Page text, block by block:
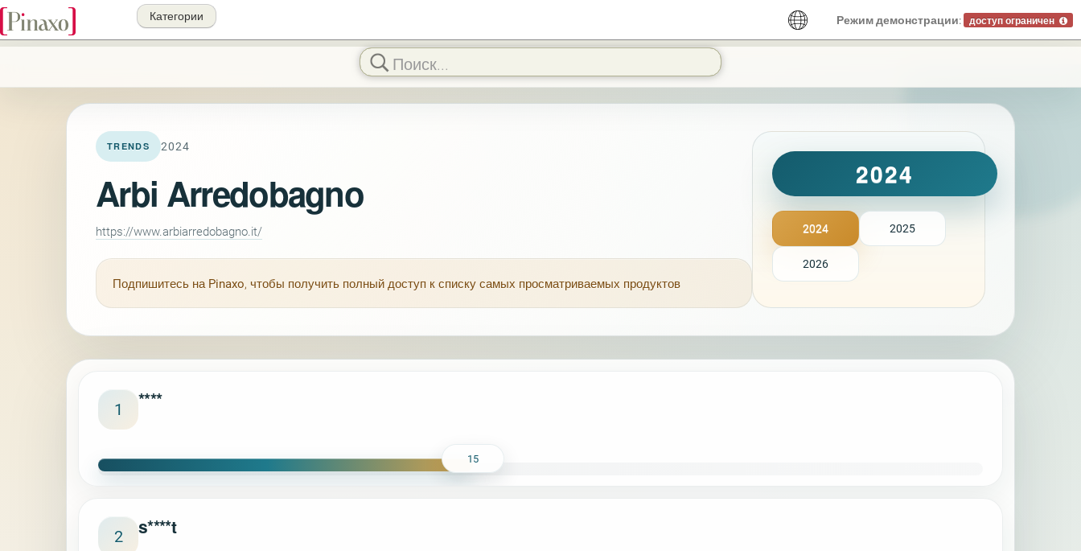
Режим демонстрации: доступ ограничен
Категории
TRENDS 2024
Arbi Arredobagno
https://www.arbiarredobagno.it/
Подпишитесь на Pinaxo, чтобы получить полный доступ к списку самых просматриваемых продуктов
2024
2024 2025
2026
1 ****
15
2 s****t